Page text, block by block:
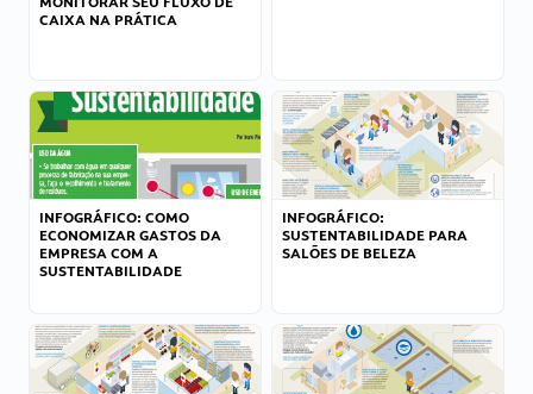
CAIXA NA PRÁTICA
INFOGRÁFICO: COMO
ECONOMIZAR GASTOS DA
EMPRESA COM A
SUSTENTABILIDADE
INFOGRÁFICO:
SUSTENTABILIDADE PARA
SALÕES DE BELEZA